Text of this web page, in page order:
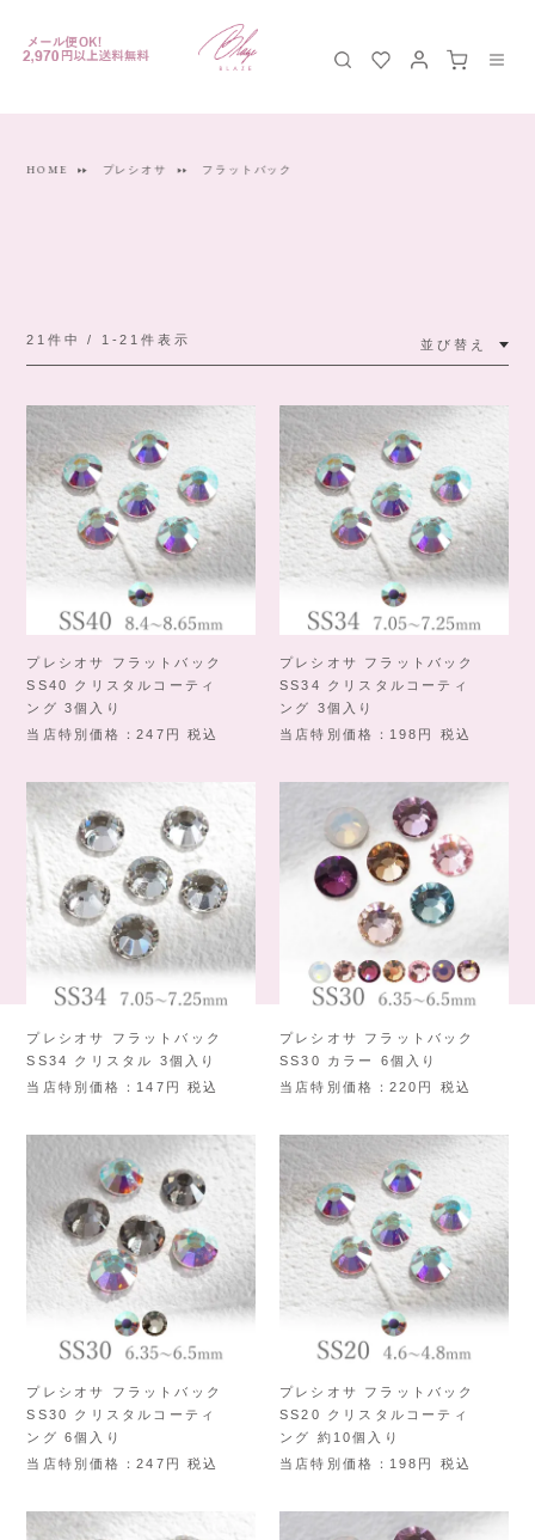
HOME プレシオサ フラットバック
並び替え
21 件中 1 -21 件表示
プレシオサ フラットバック
SS40 クリスタルコーティ
ング 3個入り
当店特別価格
247 税込
プレシオサ フラットバック
SS34 クリスタルコーティ
ング 3個入り
当店特別価格
198 税込
プレシオサ フラットバック
SS34 クリスタル 3個入り
当店特別価格
147 税込
プレシオサ フラットバック
SS30 カラー 6個入り
当店特別価格
220 税込
プレシオサ フラットバック
SS30 クリスタルコーティ
ング 6個入り
当店特別価格
247 税込
プレシオサ フラットバック
SS20 クリスタルコーティ
ング 約10個入り
当店特別価格
198 税込